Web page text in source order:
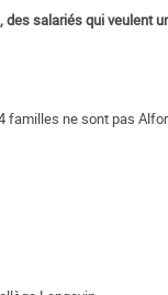
salariés qui veulent
familles ne sont pas